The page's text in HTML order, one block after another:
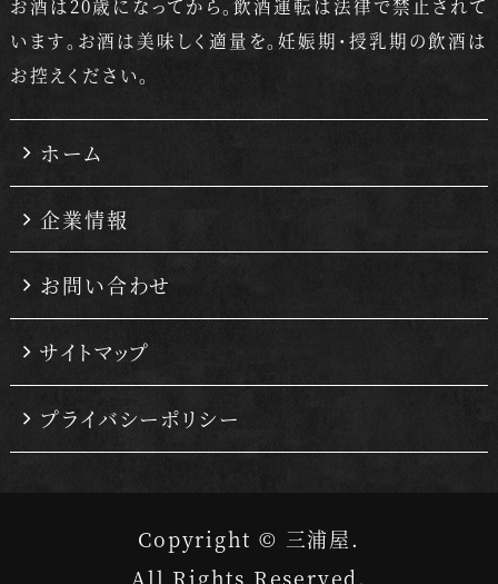
お酒は20歳になってから。飲酒運転は法律で禁止されて
います。 お酒は美味しく適量を。妊娠期・授乳期の飲酒は
お控えください。
ホーム
企業情報
お問い合わせ
サイトマップ
プライバシーポリシー
Copyright © 三浦屋.
All Rights Reserved.